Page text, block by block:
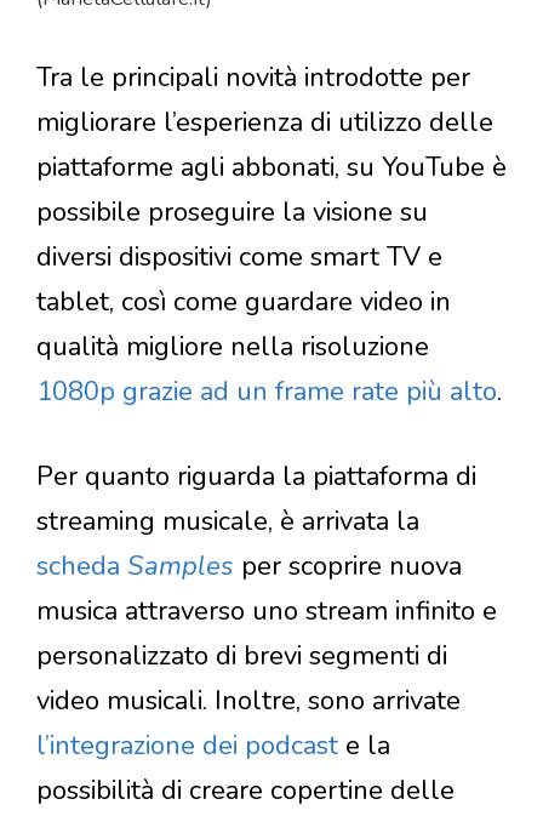
Tra le principali novità introdotte per
migliorare l’esperienza di utilizzo delle
piattaforme agli abbonati, su YouTube è
possibile proseguire la visione su
diversi dispositivi come smart TV e
tablet, così come guardare video in
qualità migliore nella risoluzione
1080p grazie ad un frame rate più alto.
Per quanto riguarda la piattaforma di
streaming musicale, è arrivata la
scheda Samples per scoprire nuova
musica attraverso uno stream infinito e
personalizzato di brevi segmenti di
video musicali. Inoltre, sono arrivate
l’integrazione dei podcast e la
possibilità di creare copertine delle